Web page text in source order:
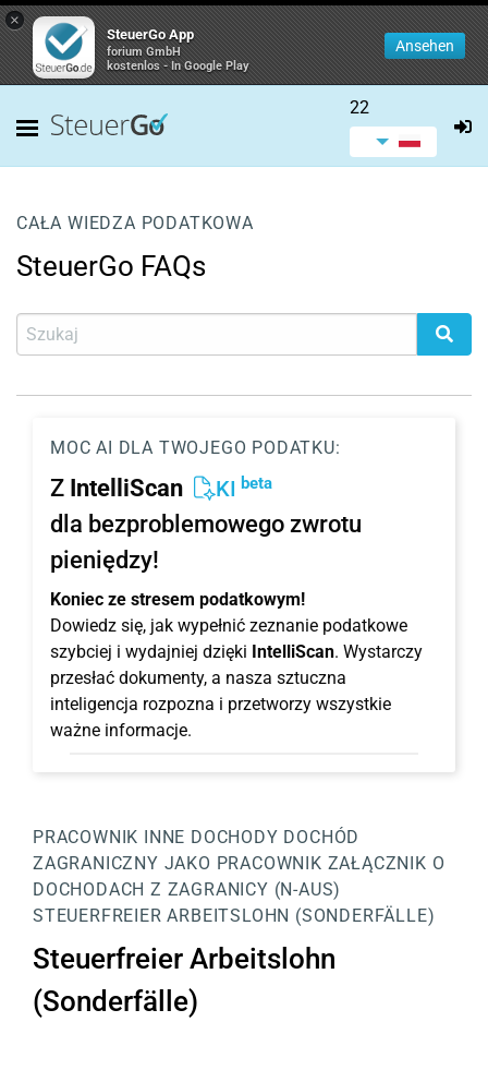
×
SteuerGo App
forium GmbH
kostenlos - In Google Play
Ansehen
22
CAŁA WIEDZA PODATKOWA
SteuerGo FAQs
MOC AI DLA TWOJEGO PODATKU:
Z IntelliScan KI beta
dla bezproblemowego zwrotu
pieniędzy!
Koniec ze stresem podatkowym!
Dowiedz się, jak wypełnić zeznanie podatkowe
szybciej i wydajniej dzięki IntelliScan. Wystarczy
przesłać dokumenty, a nasza sztuczna
inteligencja rozpozna i przetworzy wszystkie
ważne informacje.
PRACOWNIK INNE DOCHODY DOCHÓD
ZAGRANICZNY JAKO PRACOWNIK ZAŁĄCZNIK O
DOCHODACH Z ZAGRANICY (N-AUS)
STEUERFREIER ARBEITSLOHN (SONDERFÄLLE)
Steuerfreier Arbeitslohn
(Sonderfälle)